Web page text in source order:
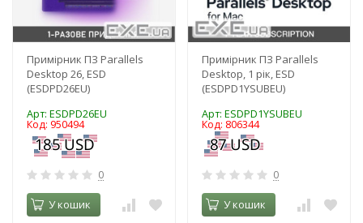
Примірник ПЗ Parallels
Desktop 26, ESD
(ESDPD26EU)
Арт: ESDPD26EU
Код: 950494
0
У кошик
Примірник ПЗ Parallels
Desktop, 1 рік, ESD
(ESDPD1YSUBEU)
Арт: ESDPD1YSUBEU
Код: 806344
0
У кошик